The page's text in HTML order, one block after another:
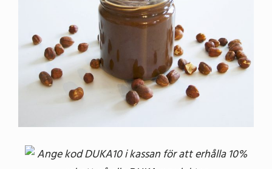
Ange kod DUKA10 i kassan för att erhålla 10%